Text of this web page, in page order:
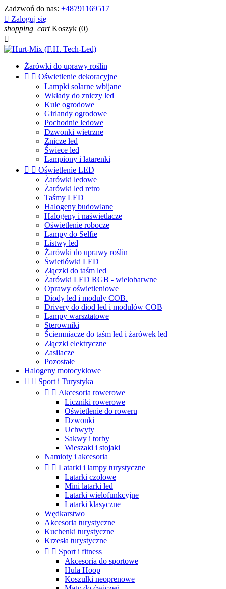
Zadzwoń do nas: +48791169517
 Zaloguj się
shopping_cart Koszyk (0)

Żarówki do uprawy roślin
  Oświetlenie dekoracyjne
Lampki solarne wbijane
Wkłady do zniczy led
Kule ogrodowe
Girlandy ogrodowe
Pochodnie ledowe
Dzwonki wietrzne
Znicze led
Świece led
Lampiony i latarenki
  Oświetlenie LED
Żarówki ledowe
Żarówki led retro
Taśmy LED
Halogeny budowlane
Halogeny i naświetlacze
Oświetlenie robocze
Lampy do Selfie
Listwy led
Żarówki do uprawy roślin
Świetlówki LED
Złączki do taśm led
Żarówki LED RGB - wielobarwne
Oprawy oświetleniowe
Diody led i moduły COB.
Drivery do diod led i modułów COB
Lampy warsztatowe
Sterowniki
Ściemniacze do taśm led i żarówek led
Złączki elektryczne
Zasilacze
Pozostałe
Halogeny motocyklowe
  Sport i Turystyka
  Akcesoria rowerowe
Liczniki rowerowe
Oświetlenie do roweru
Dzwonki
Uchwyty
Sakwy i torby
Wieszaki i stojaki
Namioty i akcesoria
  Latarki i lampy turystyczne
Latarki czołowe
Mini latarki led
Latarki wielofunkcyjne
Latarki klasyczne
Wędkarstwo
Akcesoria turystyczne
Kuchenki turystyczne
Krzesła turystyczne
  Sport i fitness
Akcesoria do sportowe
Hula Hoop
Koszulki neoprenowe